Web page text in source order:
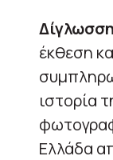
έκθεση
ιστορία
Ελλάδα